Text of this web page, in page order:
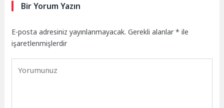
Bir Yorum Yazın
E-posta adresiniz yayınlanmayacak. Gerekli alanlar* ile
işaretlenmişlerdir